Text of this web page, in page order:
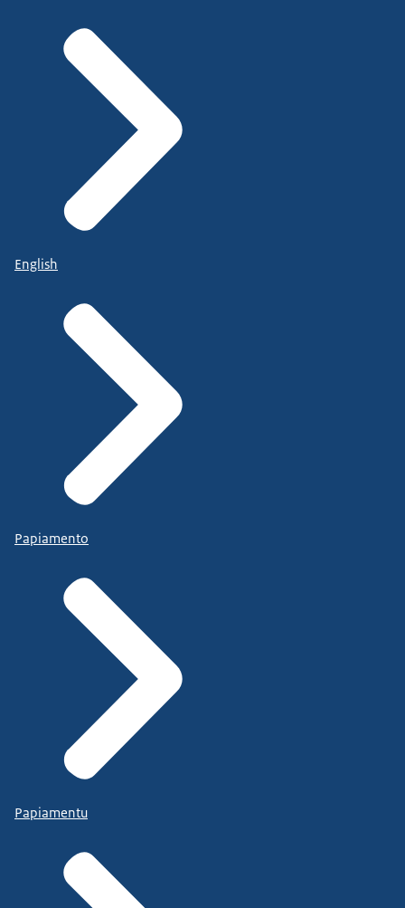
English
Papiamento
Papiamentu